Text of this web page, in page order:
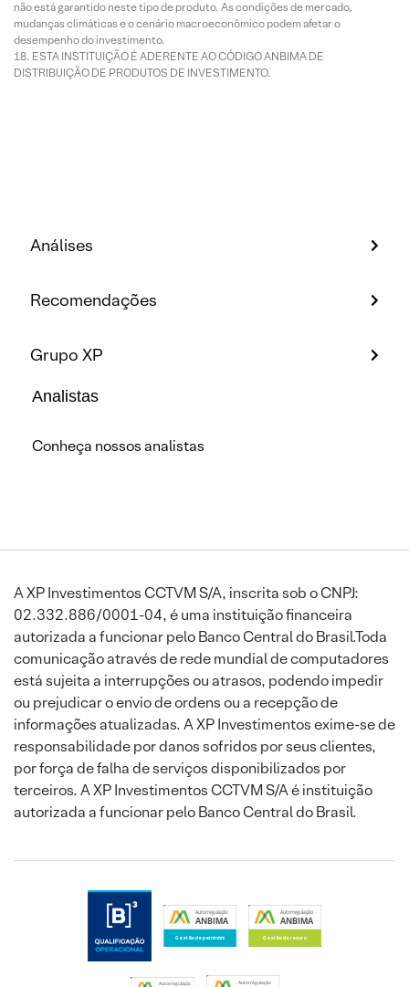
não está garantido neste tipo de produto. As condições de mercado,
mudanças climáticas e o cenário macroeconômico podem afetar o
desempenho do investimento.
ESTA INSTITUIÇÃO É ADERENTE AO CÓDIGO ANBIMA DE
DISTRIBUIÇÃO DE PRODUTOS DE INVESTIMENTO.
Análises
Recomendações
Grupo XP
Analistas
Conheça nossos analistas
A XP Investimentos CCTVM S/A, inscrita sob o CNPJ:
02.332.886/0001-04, é uma instituição financeira
autorizada a funcionar pelo Banco Central do Brasil.Toda
comunicação através de rede mundial de computadores
está sujeita a interrupções ou atrasos, podendo impedir
ou prejudicar o envio de ordens ou a recepção de
informações atualizadas. A XP Investimentos exime-se de
responsabilidade por danos sofridos por seus clientes,
por força de falha de serviços disponibilizados por
terceiros. A XP Investimentos CCTVM S/A é instituição
autorizada a funcionar pelo Banco Central do Brasil.